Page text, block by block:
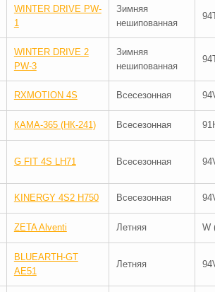
WINTER DRIVE PW-
1
Зимняя
нешипованная
WINTER DRIVE 2
PW-3
Зимняя
нешипованная
RXMOTION 4S Всесезонная
КАМА-365 (НК-241) Всесезонная
G FIT 4S LH71 Всесезонная
KINERGY 4S2 H750 Всесезонная
ZETA Alventi Летняя W
BLUEARTH-GT
AE51
Летняя